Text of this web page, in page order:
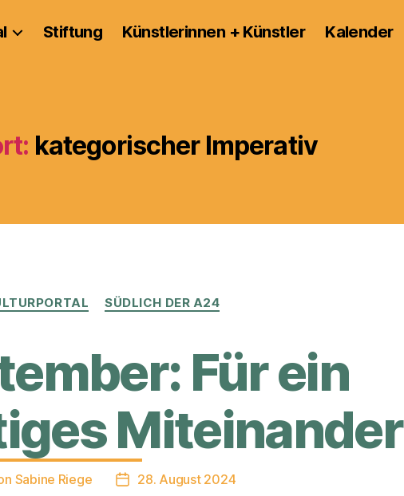
Stiftung Künstlerinnen + Künstler Kalender
kategorischer Imperativ
Kategorien
SÜDLICH DER A24
Für ein
Miteinander
Sabine Riege Veröffentlichungsdatum
28. August 2024